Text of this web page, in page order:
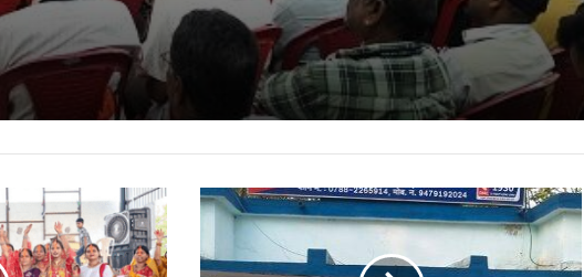
फसल बीमा कराने की अंतिम तिथि बढ़ी: अब किसान
भाई 14 अगस्त तक कर सकेंगे पंजीयन
मुख्यमंत्री श्री साय PARAS पोर्टल के अंतर्गत
खनिज, आबकारी, परिवहन एवं पंजीयन विभाग शत-
प्रतिशत राजस्व संग्रहण करें – कमिश्नर
केयर
टेकर
बुजुर्ग